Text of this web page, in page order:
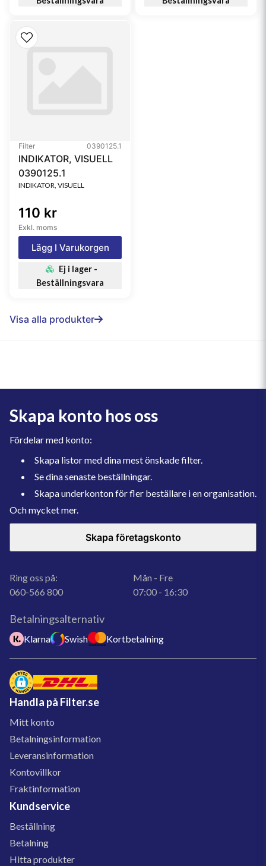
Filter 0390125.1
INDIKATOR, VISUELL
0390125.1
INDIKATOR, VISUELL
110 kr
Exkl. moms
Lägg I Varukorgen
Ej i lager -
Beställningsvara
Visa alla produkter
Skapa konto hos oss
Fördelar med konto:
Skapa listor med dina mest önskade filter.
Se dina senaste beställningar.
Skapa underkonton för fler beställare i en organisation.
Och mycket mer.
Skapa företagskonto
Ring oss på:
060-566 800
Mån - Fre
07:00 - 16:30
Betalningsalternativ
Klarna Swish Kortbetalning
Handla på Filter.se
Mitt konto
Betalningsinformation
Leveransinformation
Kontovillkor
Fraktinformation
Kundservice
Beställning
Betalning
Hitta produkter